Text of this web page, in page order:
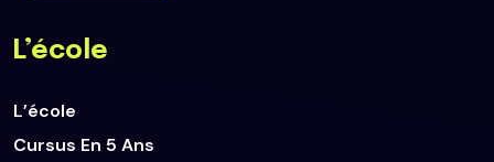
L’école
L’école
Cursus En 5 Ans